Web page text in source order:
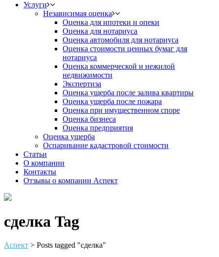
Услуги
Независимая оценка
Оценка для ипотеки и опеки
Оценка для нотариуса
Оценка автомобиля для нотариуса
Оценка стоимости ценных бумаг для
нотариуса
Оценка коммерческой и нежилой
недвижимости
Экспертиза
Оценка ущерба после залива квартиры
Оценка ущерба после пожара
Оценка при имущественном споре
Оценка бизнеса
Оценка предприятия
Оценка ущерба
Оспаривание кадастровой стоимости
Статьи
О компании
Контакты
Отзывы о компании Аспект
сделка Tag
Аспект > Posts tagged "сделка"